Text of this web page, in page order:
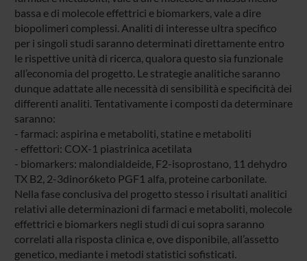
bassa e di molecole effettrici e biomarkers, vale a dire
biopolimeri complessi. Analiti di interesse ultra specifico
per i singoli studi saranno determinati direttamente entro
le rispettive unità di ricerca, qualora questo sia funzionale
all’economia del progetto. Le strategie analitiche saranno
dunque adattate alle necessità di sensibilità e specificità dei
differenti analiti. Tentativamente i composti da determinare
saranno:
- farmaci: aspirina e metaboliti, statine e metaboliti
- effettori: COX-1 piastrinica acetilata
- biomarkers: malondialdeide, F2-isoprostano, 11 dehydro
TX B2, 2-3dinor6keto PGF1 alfa, proteine carbonilate.
Nella fase conclusiva del progetto stesso i risultati analitici
relativi alle determinazioni di farmaci e metaboliti, molecole
effettrici e biomarkers negli studi di cui sopra saranno
correlati alla risposta clinica e, ove disponibile, all’assetto
genetico, mediante i metodi statistici sofisticati.